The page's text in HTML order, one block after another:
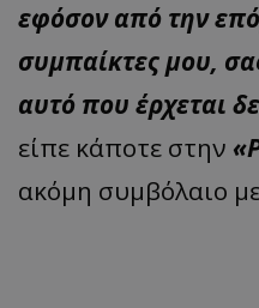
εφόσον από την
συμπαίκτες μου,
αυτό που έρχεται
είπε κάποτε στην
ακόμη συμβόλαιο